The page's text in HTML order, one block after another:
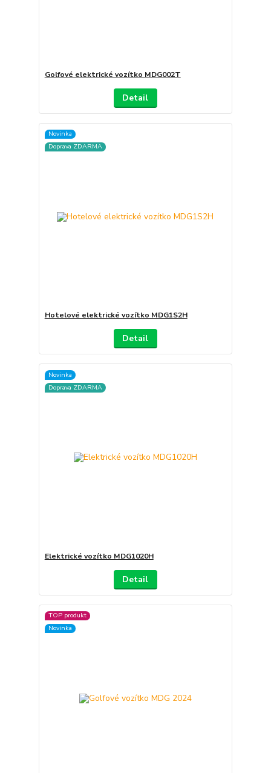
Golfové elektrické vozítko MDG002T
Detail
Novinka
Doprava ZDARMA
Hotelové elektrické vozítko MDG1S2H
Detail
Novinka
Doprava ZDARMA
Elektrické vozítko MDG1020H
Detail
TOP produkt
Novinka